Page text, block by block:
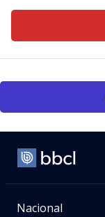
Nacional